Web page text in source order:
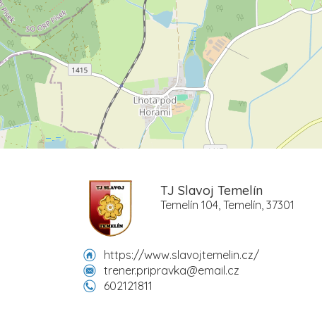
TJ Slavoj Temelín
Temelín 104, Temelín, 37301
https://www.slavojtemelin.cz/
trener.pripravka@email.cz
602121811